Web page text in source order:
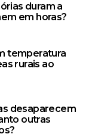
duram a
em horas?
temperatura
rurais ao
desaparecem
outras